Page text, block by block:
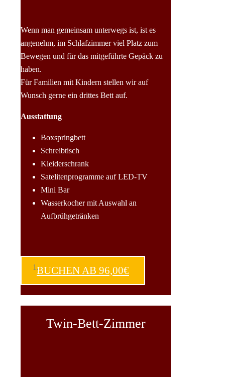
Wenn man gemeinsam unterwegs ist, ist es
angenehm, im Schlafzimmer viel Platz zum
Bewegen und für das mitgeführte Gepäck zu
haben.
Für Familien mit Kindern stellen wir auf
Wunsch gerne ein drittes Bett auf.
Ausstattung
Boxspringbett
Schreibtisch
Kleiderschrank
Satelitenprogramme auf LED-TV
Mini Bar
Wasserkocher mit Auswahl an
Aufbrühgetränken
BUCHEN AB 96,00€
Twin-Bett-Zimmer